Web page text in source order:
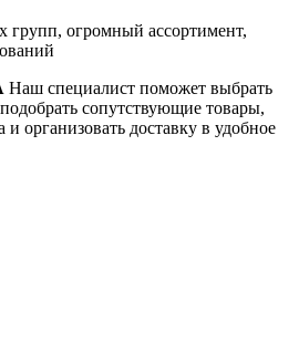
групп, огромный ассортимент,
Наш специалист поможет выбрать
сопутствующие товары,
и организовать доставку в удобное